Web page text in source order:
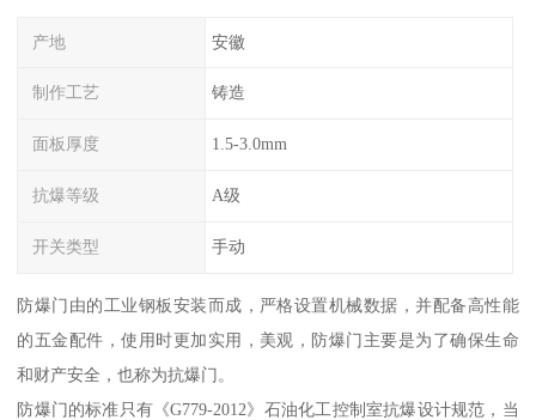
产地 安徽
制作工艺 铸造
面板厚度 1.5-3.0mm
抗爆等级 A级
开关类型 手动
防爆门由的工业钢板安装而成，严格设置机械数据，并配备高性能
的五金配件，使用时更加实用，美观，防爆门主要是为了确保生命
和财产安全，也称为抗爆门。
防爆门的标准只有《G779-2012》石油化工控制室抗爆设计规范，当